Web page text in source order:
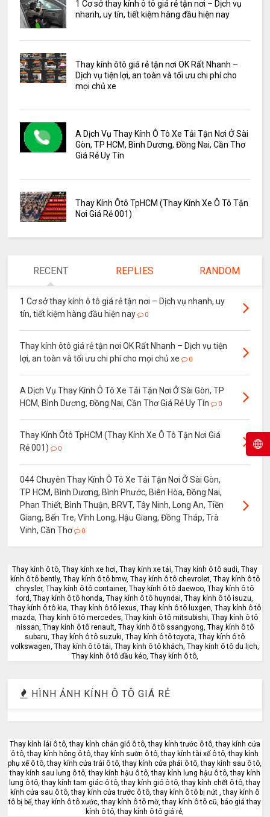
1 Cơ sở thay kính ô tô giá rẻ tận nơi – Dịch vụ
nhanh, uy tín, tiết kiệm hàng đầu hiện nay
Thay kính ôtô giá rẻ tận nơi OK Rất Nhanh –
Dịch vụ tiện lợi, an toàn và tối ưu chi phí cho
mọi chủ xe
A Dịch Vụ Thay Kính Ô Tô Xe Tải Tận Nơi Ở Sài
Gòn, TP HCM, Bình Dương, Đồng Nai, Cần Thơ
Giá Rẻ Uy Tín
Thay Kính Ôtô TpHCM (Thay Kính Xe Ô Tô Tận
Nơi Giá Rẻ 001)
RECENT REPLIES RANDOM
1 Cơ sở thay kính ô tô giá rẻ tận nơi – Dịch vụ nhanh, uy
tín, tiết kiệm hàng đầu hiện nay
0
Thay kính ôtô giá rẻ tận nơi OK Rất Nhanh – Dịch vụ tiện
lợi, an toàn và tối ưu chi phí cho mọi chủ xe
0
A Dịch Vụ Thay Kính Ô Tô Xe Tải Tận Nơi Ở Sài Gòn, TP
HCM, Bình Dương, Đồng Nai, Cần Thơ Giá Rẻ Uy Tín
0
Thay Kính Ôtô TpHCM (Thay Kính Xe Ô Tô Tận Nơi Giá
Rẻ 001)
0
044 Chuyên Thay Kính Ô Tô Xe Tải Tận Nơi Ở Sài Gòn,
TP HCM, Bình Dương, Bình Phước, Biên Hòa, Đồng Nai,
Phan Thiết, Bình Thuận, BRVT, Tây Ninh, Long An, Tiền
Giang, Bến Tre, Vĩnh Long, Hậu Giang, Đồng Tháp, Trà
Vinh, Cần Thơ
0
Thay kính ô tô, Thay kính xe hơi, Thay kính xe tải, Thay kính ô tô audi, Thay
kính ô tô bently, Thay kính ô tô bmw, Thay kính ô tô chevrolet, Thay kính ô tô
chrysler, Thay kính ô tô container, Thay kính ô tô daewoo, Thay kính ô tô
ford, Thay kính ô tô honda, Thay kính ô tô huyndai, Thay kính ô tô isuzu,
Thay kính ô tô kia, Thay kính ô tô lexus, Thay kính ô tô luxgen, Thay kính ô tô
mazda, Thay kính ô tô mercedes, Thay kính ô tô mitsubishi, Thay kính ô tô
nissan, Thay kính ô tô renault, Thay kính ô tô ssangyong, Thay kính ô tô
subaru, Thay kính ô tô suzuki, Thay kính ô tô toyota, Thay kính ô tô
volkswagen, Thay kính ô tô tải, Thay kính ô tô khách, Thay kính ô tô du lịch,
Thay kính ô tô đầu kéo, Thay kính ô tô,
HÌNH ẢNH KÍNH Ô TÔ GIÁ RẺ
Thay kính lái ô tô, thay kính chắn gió ô tô, thay kính trước ô tô, thay kính cửa
ô tô, thay kính hông ô tô, thay kính sườn ô tô, thay kính tài xế ô tô, thay kính
phụ xế ô tô, thay kính cửa trái ô tô, thay kính cửa phải ô tô, thay kính sau ô tô,
thay kính sau lưng ô tô, thay kính hậu ô tô, thay kính lưng hậu ô tô, thay kính
lưng ô tô, thay kính tam giác ô tô, thay kính gió ô tô, thay kính chết ô tô, thay
kính cửa sau ô tô, thay kính cửa trước ô tô, thay kính ô tô bị nứt , thay kính ô
tô bị bể, thay kính ô tô xước, thay kính ô tô mờ, thay kính ô tô cũ, báo giá thay
kính ô tô, thay kính ô tô giá rẻ,